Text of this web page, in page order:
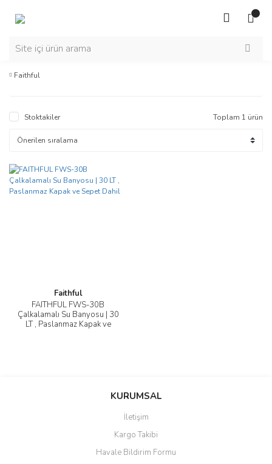
Faithful
Stoktakiler Toplam 1 ürün
Faithful
FAITHFUL FWS-30B
Çalkalamalı Su Banyosu | 30
LT , Paslanmaz Kapak ve
KURUMSAL
İletişim
Kargo Takibi
Havale Bildirim Formu